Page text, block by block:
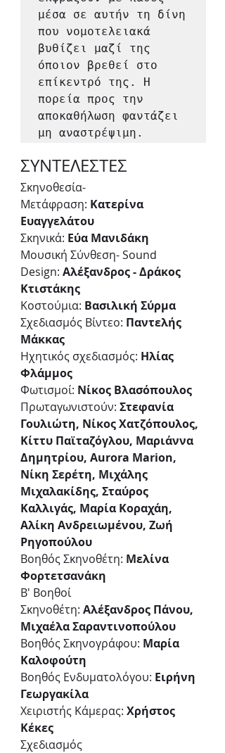
μέσα σε αυτήν τη δίνη
που νομοτελειακά
βυθίζει μαζί της
όποιον βρεθεί στο
επίκεντρό της. Η
πορεία προς την
αποκαθήλωση φαντάζει
μη αναστρέψιμη.
ΣΥΝΤΕΛΕΣΤΕΣ
Σκηνοθεσία-
Μετάφραση: Κατερίνα
Ευαγγελάτου
Σκηνικά: Εύα Μανιδάκη
Mουσική Σύνθεση- Sound
Design: Αλέξανδρος - Δράκος
Κτιστάκης
Κοστούμια: Βασιλική Σύρμα
Σχεδιασμός Βίντεο: Παντελής
Μάκκας
Ηχητικός σχεδιασμός: Ηλίας
Φλάμμος
Φωτισμοί: Νίκος Βλασόπουλος
Πρωταγωνιστούν: Στεφανία
Γουλιώτη, Νίκος Χατζόπουλος,
Κίττυ Παϊταζόγλου, Μαριάννα
Δημητρίου, Aurora Marion,
Νίκη Σερέτη, Μιχάλης
Μιχαλακίδης, Σταύρος
Καλλιγάς, Μαρία Κοραχάη,
Αλίκη Ανδρειωμένου, Ζωή
Ρηγοπούλου
Βοηθός Σκηνοθέτη: Μελίνα
Φορτετσανάκη
Β' Βοηθοί
Σκηνοθέτη: Αλέξανδρος Πάνου,
Μιχαέλα Σαραντινοπούλου
Βοηθός Σκηνογράφου: Μαρία
Καλοφούτη
Βοηθός Ενδυματολόγου: Ειρήνη
Γεωργακίλα
Χειριστής Κάμερας: Χρήστος
Κέκες
Σχεδιασμός